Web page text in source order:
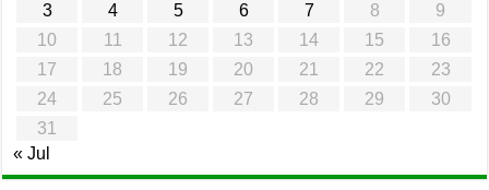
3
4 5 6 7 8
9
10
11 12 13 14 15
16
17
18 19 20 21 22
23
24
25 26 27 28 29
30
31
« Jul